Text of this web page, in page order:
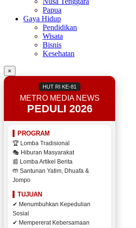
Papua
Gaya Hidup
Pendidikan
Wisata
Bisnis
Kesehatan
×
HUT RI KE-81
METRO MEDIA NEWS
PEDULI 2026
PROGRAM
🏆 Lomba Tradisional
🎭 Hiburan Masyarakat
📰 Lomba Artikel Berita
🤲 Santunan Yatim, Dhuafa &
Jompo
TUJUAN
✔ Menumbuhkan Kepedulian
Sosial
✔ Mempererat Kebersamaan